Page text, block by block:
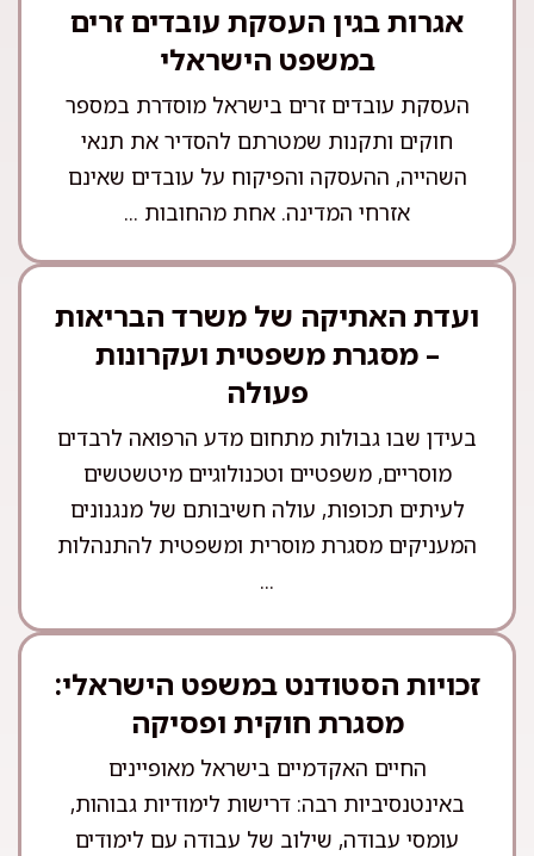
אגרות בגין העסקת עובדים זרים
במשפט הישראלי
העסקת עובדים זרים בישראל מוסדרת במספר
חוקים ותקנות שמטרתם להסדיר את תנאי
השהייה, ההעסקה והפיקוח על עובדים שאינם
אזרחי המדינה. אחת מהחובות ...
ועדת האתיקה של משרד הבריאות
– מסגרת משפטית ועקרונות
פעולה
בעידן שבו גבולות מתחום מדע הרפואה לרבדים
מוסריים, משפטיים וטכנולוגיים מיטשטשים
לעיתים תכופות, עולה חשיבותם של מנגנונים
המעניקים מסגרת מוסרית ומשפטית להתנהלות
...
זכויות הסטודנט במשפט הישראלי:
מסגרת חוקית ופסיקה
החיים האקדמיים בישראל מאופיינים
באינטנסיביות רבה: דרישות לימודיות גבוהות,
עומסי עבודה, שילוב של עבודה עם לימודים